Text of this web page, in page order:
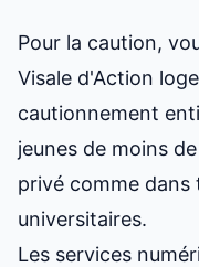
Pour la caution,
Visale d'Action
cautionnement
jeunes de moins
privé comme dans
universitaires.
Les services